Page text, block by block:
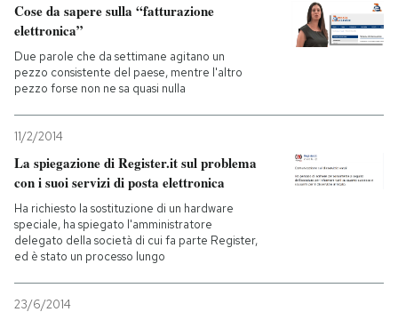
CALENDARIO
AREA PERSONALE
Cose da sapere sulla “fatturazione
elettronica”
Due parole che da settimane agitano un
pezzo consistente del paese, mentre l'altro
pezzo forse non ne sa quasi nulla
11/2/2014
La spiegazione di Register.it sul problema
con i suoi servizi di posta elettronica
Ha richiesto la sostituzione di un hardware
speciale, ha spiegato l'amministratore
delegato della società di cui fa parte Register,
ed è stato un processo lungo
23/6/2014